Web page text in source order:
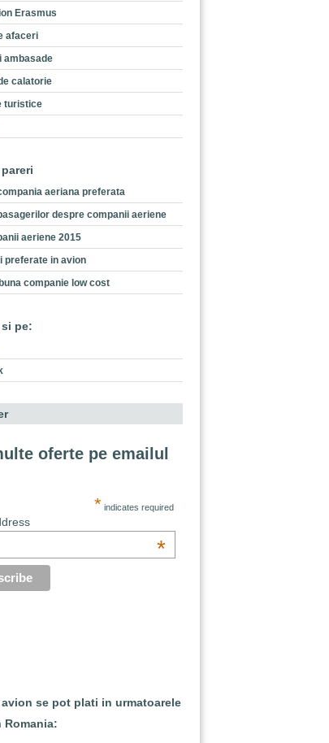
Erasmus
afaceri
ambasade
calatorie
turistice
aeriana preferata
despre companii aeriene
aeriene 2015
preferate in avion
companie low cost
pe:
oferte pe emailul
* indicates required
*
se pot plati in urmatoarele
Romania: